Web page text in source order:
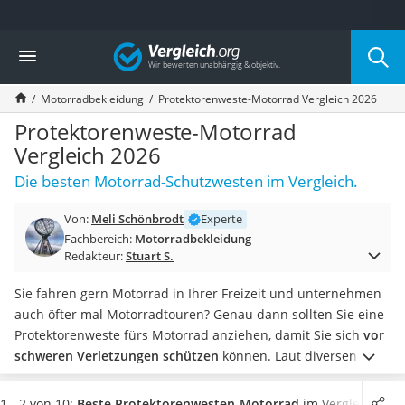
Die beliebtesten Vergleiche nach Kategorie
Auto & Motor
Fahrradträger-Anhängerkupplung (4 Fahrräder)
Fahrradträger
Fahrradträger (Anhängerkupplung)
Fahrradträger 3 Fahrräder
Benzinkanister (20 l)
Dashcam
Benzinkanister
Marderschreck
AGM-Batterie Wohnmobil
Thule-Fahrradträger
FM-Transmitter
Sommerreifen 205/55 R16
Autobatterie-Ladegerät
Vergleich
Motorradbekleidung Protektorenweste-Motorrad Vergleich 2026
Protektorenweste-Motorrad
Vergleich 2026
Die besten Motorrad-Schutzwesten im Vergleich.
Von: Meli Schönbrodt
Experte
Fachbereich: Motorradbekleidung
Redakteur:Stuart S.
Sie fahren gern Motorrad in Ihrer Freizeit und unternehmen
auch öfter mal Motorradtouren? Genau dann sollten Sie eine
Protektorenweste fürs Motorrad anziehen, damit Sie sich vor
schweren Verletzungen schützen können. Laut diversen
Tests im Internet unterschätzen viele Menschen, wie wichtig
es ist, eineProtektorenwestezu tragen, und merken es dann